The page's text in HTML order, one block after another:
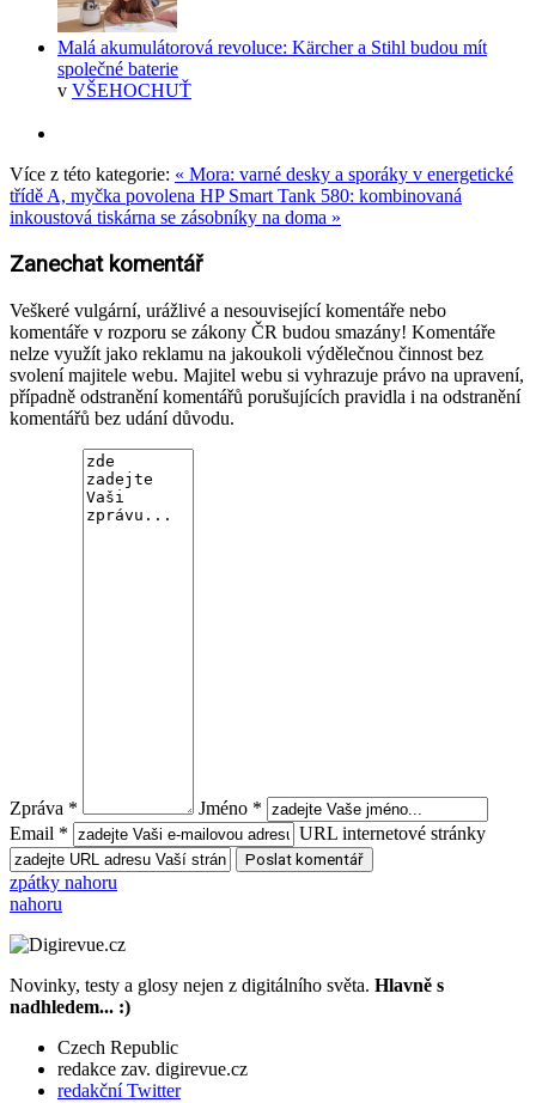
Malá akumulátorová revoluce: Kärcher a Stihl budou mít
společné baterie
v VŠEHOCHUŤ
Více z této kategorie: « Mora: varné desky a sporáky v energetické
třídě A, myčka povolena HP Smart Tank 580: kombinovaná
inkoustová tiskárna se zásobníky na doma »
Zanechat komentář
Veškeré vulgární, urážlivé a nesouvisející komentáře nebo
komentáře v rozporu se zákony ČR budou smazány! Komentáře
nelze využít jako reklamu na jakoukoli výdělečnou činnost bez
svolení majitele webu. Majitel webu si vyhrazuje právo na upravení,
případně odstranění komentářů porušujících pravidla i na odstranění
komentářů bez udání důvodu.
Zpráva *
Jméno *
Email *
URL internetové stránky
zpátky nahoru
nahoru
Novinky, testy a glosy nejen z digitálního světa. Hlavně s
nadhledem... :)
Czech Republic
redakce zav. digirevue.cz
redakční Twitter